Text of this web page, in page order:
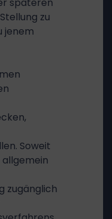
Stellung zu
jenem
Soweit
zugänglich